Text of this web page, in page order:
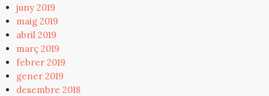
juny 2019
maig 2019
abril 2019
març 2019
febrer 2019
gener 2019
desembre 2018